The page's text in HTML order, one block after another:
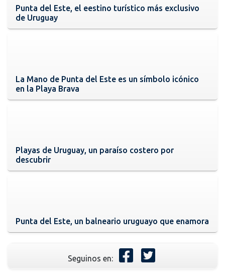
Punta del Este, el eestino turístico más exclusivo
de Uruguay
La Mano de Punta del Este es un símbolo icónico
en la Playa Brava
Playas de Uruguay, un paraíso costero por
descubrir
Punta del Este, un balneario uruguayo que enamora
Seguinos en: